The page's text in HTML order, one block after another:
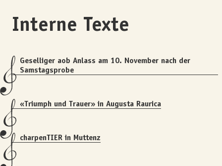
Interne Texte
Geselliger aob Anlass am 10. November nach der
Samstagsprobe
«Triumph und Trauer» in Augusta Raurica
charpenTIER in Muttenz